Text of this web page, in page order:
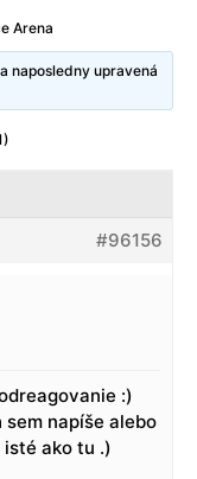
Arena
naposledny upravená
#96156
:)
napíše alebo
ako tu .)